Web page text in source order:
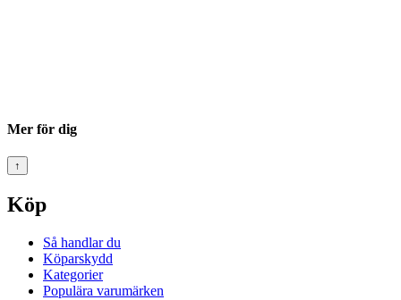
Mer för dig
↑
Köp
Så handlar du
Köparskydd
Kategorier
Populära varumärken